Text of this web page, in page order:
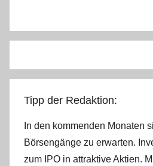
Tipp der Redaktion:
In den kommenden Monaten
Börsengänge zu erwarten.
zum IPO in attraktive Aktien.